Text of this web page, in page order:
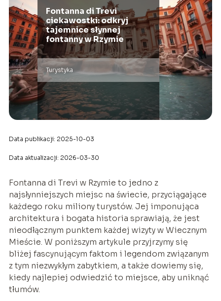
Fontanna di Trevi
ciekawostki: odkryj
tajemnice słynnej
fontanny w Rzymie
Turystyka
Data publikacji: 2025-10-03
Data aktualizacji: 2026-03-30
Fontanna di Trevi w Rzymie to jedno z
najsłynniejszych miejsc na świecie, przyciągające
każdego roku miliony turystów. Jej imponująca
architektura i bogata historia sprawiają, że jest
nieodłącznym punktem każdej wizyty w Wiecznym
Mieście. W poniższym artykule przyjrzymy się
bliżej fascynującym faktom i legendom związanym
z tym niezwykłym zabytkiem, a także dowiemy się,
kiedy najlepiej odwiedzić to miejsce, aby uniknąć
tłumów.